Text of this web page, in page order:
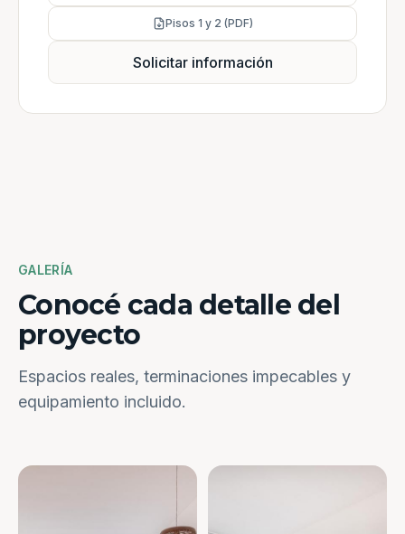
Pisos 1 y 2 (PDF)
Solicitar información
GALERÍA
Conocé cada detalle del
proyecto
Espacios reales, terminaciones impecables y
equipamiento incluido.